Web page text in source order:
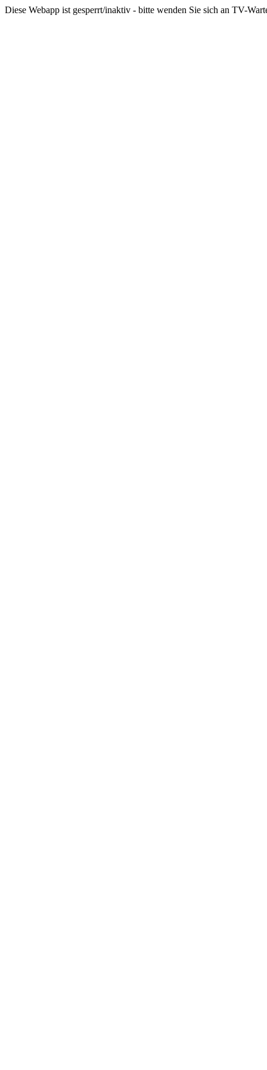
Diese Webapp ist gesperrt/inaktiv - bitte wenden Sie sich an TV-